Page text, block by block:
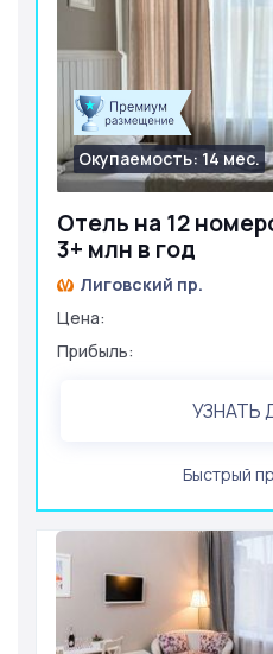
Отель на 12
3+ млн в год
Окупаемость: 14 мес.
Лиговский пр.
Цена:
Прибыль:
УЗНАТЬ
Быстрый